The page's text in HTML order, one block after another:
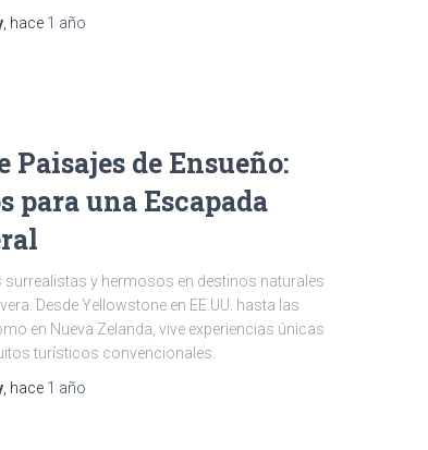
, hace 1 año
Paisajes de Ensueño:
para una Escapada
surrealistas y hermosos en destinos naturales
Desde Yellowstone en EE.UU. hasta las
en Nueva Zelanda, vive experiencias únicas
turísticos convencionales.
, hace 1 año